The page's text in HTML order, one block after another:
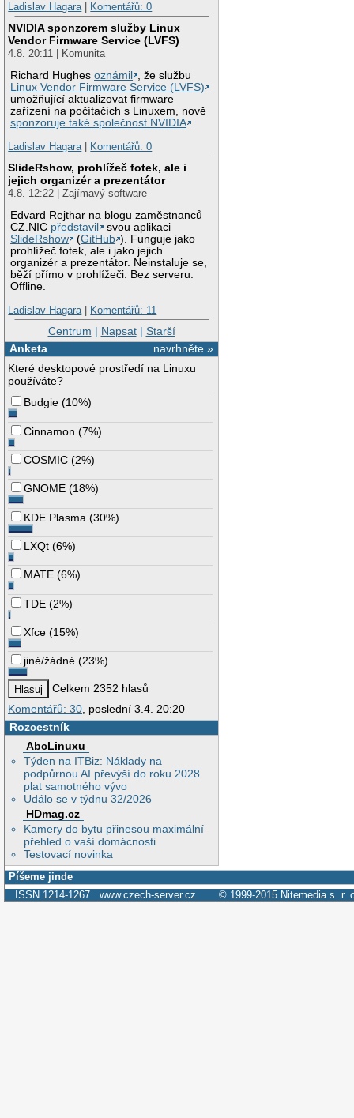
Ladislav Hagara| Komentářů: 0
NVIDIA sponzorem služby Linux
Vendor Firmware Service (LVFS)
4.8. 20:11 | Komunita
Richard Hughesoznámil
, že službu
Linux Vendor Firmware Service (LVFS)
umožňující aktualizovat firmware
zařízení na počítačích s Linuxem, nově
sponzoruje také společnost NVIDIA .
Ladislav Hagara| Komentářů: 0
SlideRshow, prohlížeč fotek, ale i
jejich organizér a prezentátor
4.8. 12:22 | Zajímavý software
Edvard Rejthar na blogu zaměstnanců
CZ.NIC představil
svou aplikaci
SlideRshow
(GitHub ). Funguje jako
prohlížeč fotek, ale i jako jejich
organizér a prezentátor. Neinstaluje se,
běží přímo v prohlížeči. Bez serveru.
Offline.
Ladislav Hagara| Komentářů: 11
Centrum | Napsat| Starší
navrhněte »
Anketa
Které desktopové prostředí na Linuxu
používáte?
Budgie (10%)
Cinnamon (7%)
COSMIC (2%)
GNOME (18%)
KDE Plasma (30%)
LXQt (6%)
MATE (6%)
TDE (2%)
Xfce (15%)
jiné/žádné (23%)
Celkem 2352 hlasů
Komentářů: 30 , poslední 3.4. 20:20
Rozcestník
AbcLinuxu
Týden na ITBiz: Náklady na
podpůrnou AI převýší do roku 2028
plat samotného vývo
Událo se v týdnu 32/2026
HDmag.cz
Kamery do bytu přinesou maximální
přehled o vaší domácnosti
Testovací novinka
Píšeme jinde
ISSN 1214-1267 www.czech-server.cz © 1999-2015 Nitemedia s. r.